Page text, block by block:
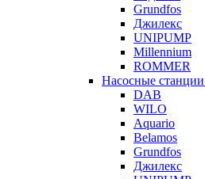
Grundfos
Джилекс
UNIPUMP
Millennium
ROMMER
Насосные станции
DAB
WILO
Aquario
Belamos
Grundfos
Джилекс